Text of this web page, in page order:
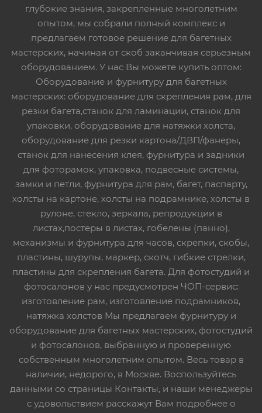
глубокие знания, закрепленные многолетним
опытом, мы собрали полный комплекс и
предлагаем готовое решение для багетных
мастерских, начиная от скоб заканчивая серьезным
оборудованием. У нас Вы можете купить оптом:
Оборудование и фурнитуру для багетных
мастерских: оборудование для скрепления рам, для
резки багета,станок для ламинации, станок для
упаковки, оборудование для натяжки холста,
оборудование для резки картона/ДВП/фанеры,
станок для нанесения клея, фурнитура и задники
для фоторамок, упаковка, подвесные системы,
замки и петли, фурнитура для рам, багет, паспарту,
холсты на картоне, холсты на подрамнике, холсты в
рулоне, стекло, зеркала, репродукции в
листах,постеры в листах, гобелены (панно),
механизмы и фурнитура для часов, скрепки, скобы,
пластины, шурупы, маркер, скотч, гибкие стрелки,
пластины для скрепления багета. Для фотостудий и
фотосалонов у нас предусмотрен ЧОП-сервис:
изготовление рам, изготовление подрамников,
натяжка холстов Мы предлагаем фурнитуру и
оборудование для багетных мастерских, фотостудий
и фотосалонов, выбранную и проверенную
собственным многолетним опытом. Весь товар в
наличии, недорого, в Москве. Воспользуйтесь
данными со страницы Контакты, и наши менеджеры
с удовольствием расскажут Вам подробнее о